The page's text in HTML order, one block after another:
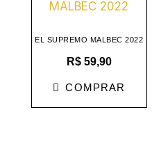
EL SUPREMO MALBEC 2022
R$59,90
COMPRAR